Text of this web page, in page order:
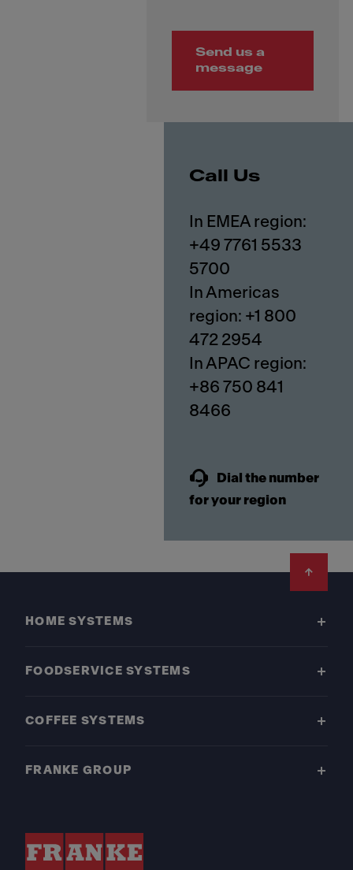
Send us a
message
Call Us
In EMEA region:
+49 7761 5533
5700
In Americas
region: +1 800
472 2954
In APAC region:
+86 750 841
8466
Dial the number
for your region
HOME SYSTEMS
FOODSERVICE SYSTEMS
COFFEE SYSTEMS
FRANKE GROUP